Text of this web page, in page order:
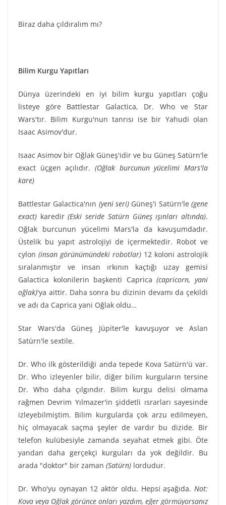
Biraz daha çıldıralım mı?
Bilim Kurgu Yapıtları
Dünya üzerindeki en iyi bilim kurgu yapıtları çoğu
listeye göre Battlestar Galactica, Dr. Who ve Star
Wars'tır. Bilim Kurgu'nun tanrısı ise bir Yahudi olan
Isaac Asimov'dur.
Isaac Asimov bir Oğlak Güneş'idir ve bu Güneş Satürn'le
exact üçgen açılıdır. (Oğlak burcunun yücelimi Mars'la
kare)
Battlestar Galactica'nın (yeni seri) Güneş'i Satürn'le(gene
exact) karedir(Eski seride Satürn Güneş ışınları altında).
Oğlak burcunun yücelimi Mars'la da kavuşumdadır.
Üstelik bu yapıt astrolojiyi de içermektedir. Robot ve
cylon (insan görünümündeki robotlar) 12 koloni astrolojik
sıralanmıştır ve insan ırkının kaçtığı uzay gemisi
Galactica kolonilerin başkenti Caprica(capricorn, yani
oğlak)'ya aittir. Daha sonra bu dizinin devamı da çekildi
ve adı da Caprica yani Oğlak oldu…
Star Wars'da Güneş Jüpiter'le kavuşuyor ve Aslan
Satürn'le sextile.
Dr. Who ilk gösterildiği anda tepede Kova Satürn'ü var.
Dr. Who izleyenler bilir, diğer bilim kurguların tersine
Dr. Who daha çılgındır. Bilim kurgu delisi olmama
rağmen Devrim Yılmazer'in şiddetli ısrarları sayesinde
izleyebilmiştim. Bilim kurgularda çok arzu edilmeyen,
hiç olmayacak saçma şeyler de vardır bu dizide. Bir
telefon kulübesiyle zamanda seyahat etmek gibi. Öte
yandan daha gerçekçi kurguları da yok değildir. Bu
arada "doktor" bir zaman (Satürn) lordudur.
Dr. Who'yu oynayan 12 aktör oldu. Hepsi aşağıda. Not:
Kova veya Oğlak görünce onları yazdım, eğer görmüyorsanız